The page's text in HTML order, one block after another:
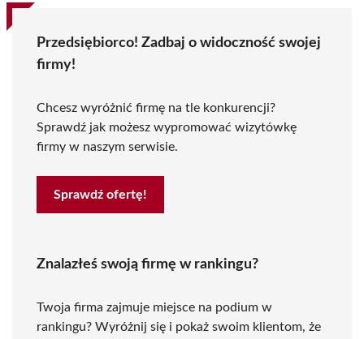
Przedsiębiorco! Zadbaj o widoczność swojej
firmy!
Chcesz wyróżnić firmę na tle konkurencji?
Sprawdź jak możesz wypromować wizytówkę
firmy w naszym serwisie.
Sprawdź ofertę!
Znalazłeś swoją firmę w rankingu?
Twoja firma zajmuje miejsce na podium w
rankingu? Wyróżnij się i pokaż swoim klientom, że